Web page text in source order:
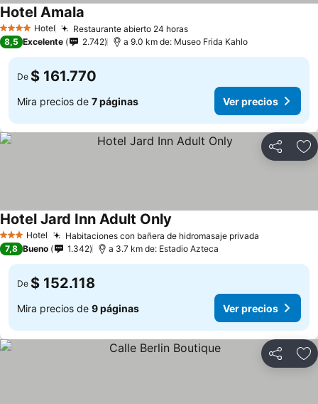
4 EstrellasHotel Restaurante abierto 24 horasVer precios
Hotel Amala
8,5 Excelente 2.742 a 9.0 km de: Museo Frida Kahlo
De $ 161.770
Mira precios de 7 páginas Ver precios
Compartir
3 Estrellas
Hotel Habitaciones con bañera de hidromasaje privada
Hotel Jard Inn Adult Only
7,8 Bueno 1.342 a 3.7 km de: Estadio Azteca
De $ 152.118
Mira precios de 9 páginas Ver precios
Compartir